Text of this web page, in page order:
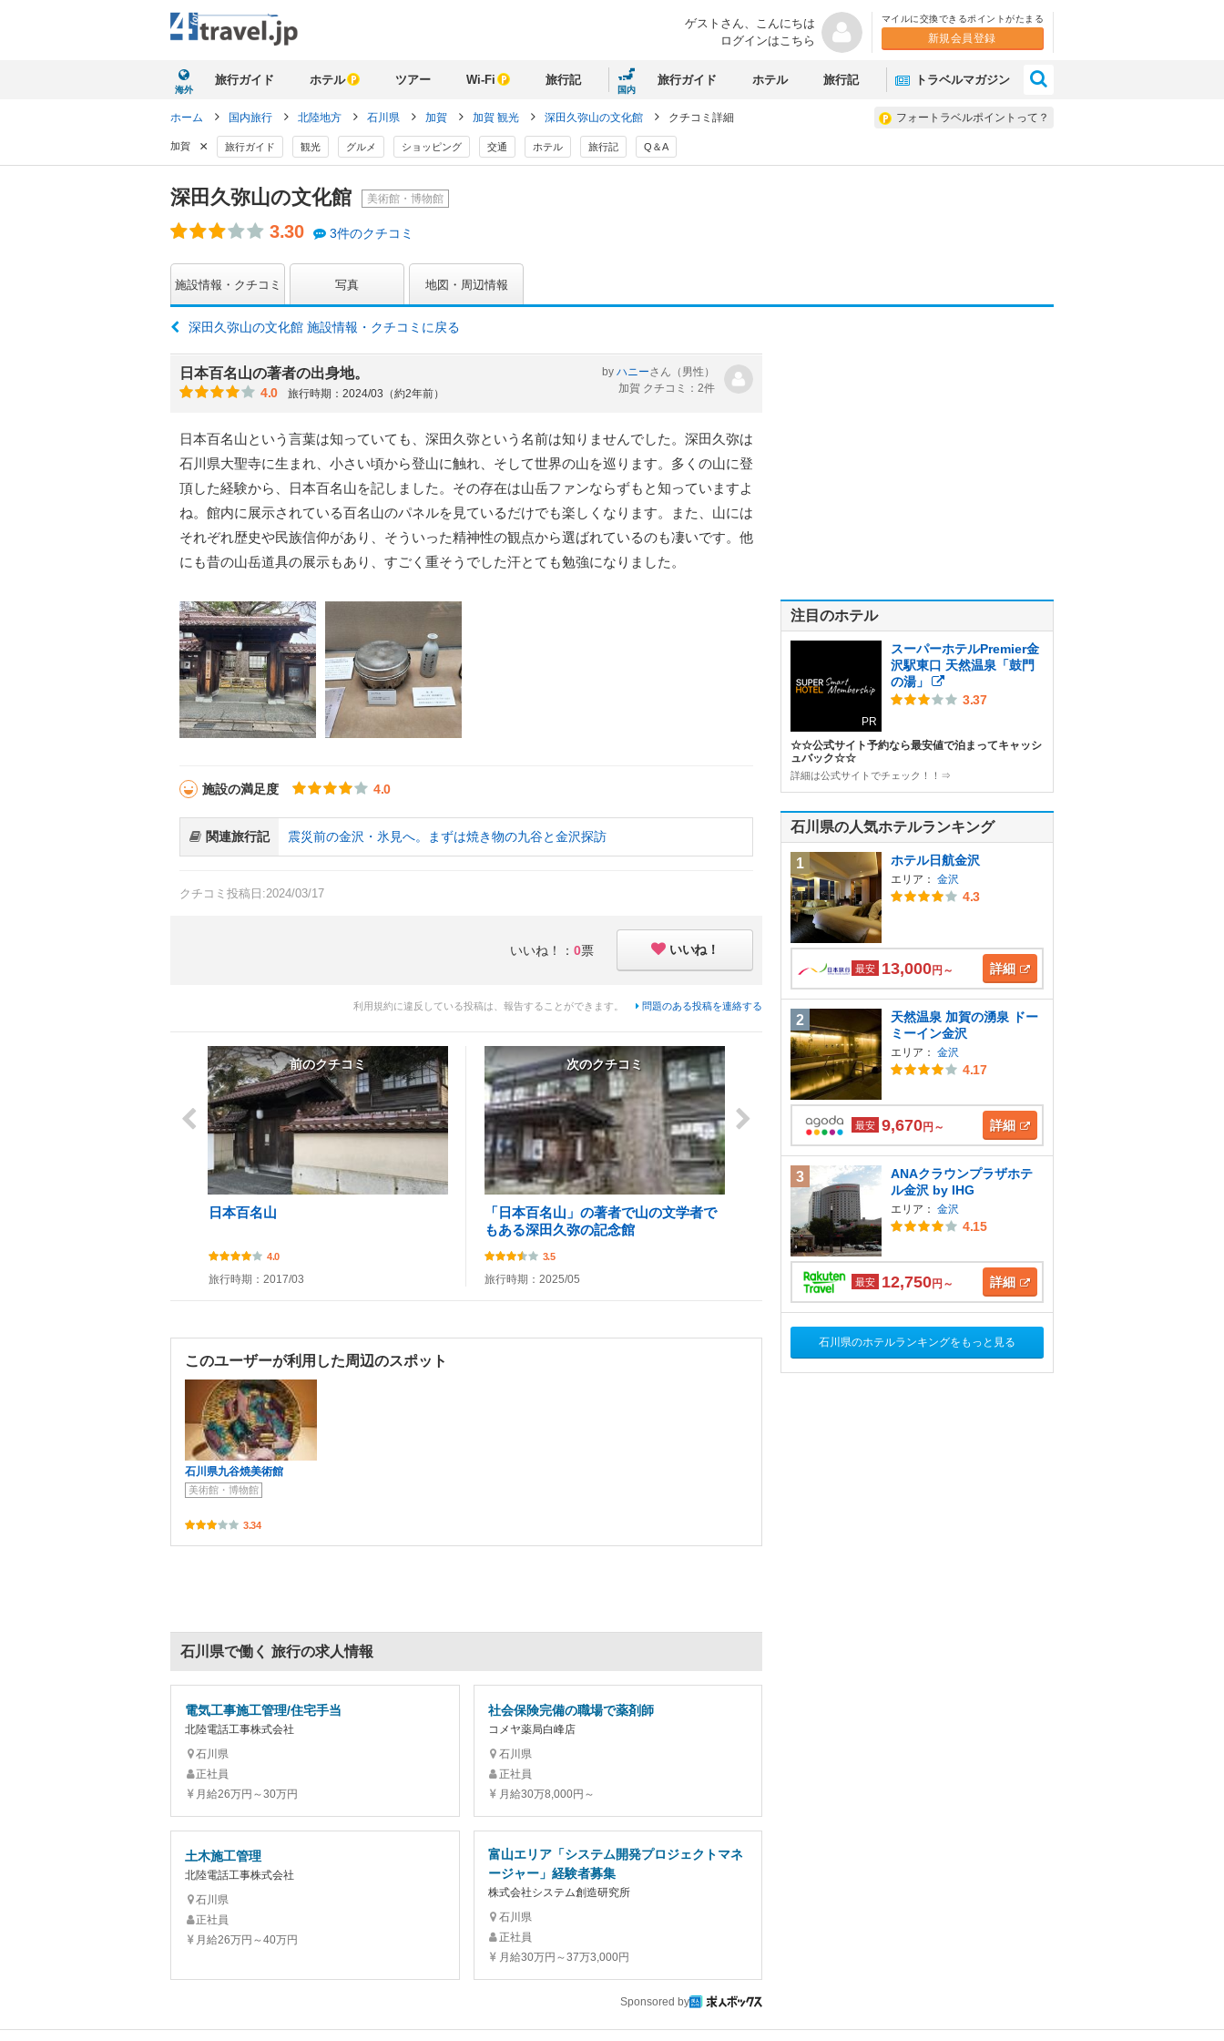
ゲストさん、 こんにちは
ログインはこちら
マイルに交換できるポイントがたまる
新規会員登録
海外
旅行ガイド ホテル ツアー Wi-Fi 旅行記
国内
旅行ガイド ホテル 旅行記 トラベルマガジン
フォートラベルポイントって？
ホーム 国内旅行 北陸地方 石川県 加賀 加賀 観光 深田久弥山の文化館 クチコミ詳細
加賀 × 旅行ガイド 観光 グルメ ショッピング 交通 ホテル 旅行記 Q＆A
深田久弥山の文化館 美術館・博物館
3.30 3件のクチコミ
施設情報・クチコミ 写真 地図・周辺情報
深田久弥山の文化館 施設情報・クチコミに戻る
日本百名山の著者の出身地。
4.0 旅行時期：2024/03（約2年前）
by ハニーさん （男性）
加賀 クチコミ：2件
日本百名山という言葉は知っていても、深田久弥という名前は知りませんでした。深田久弥は
石川県大聖寺に生まれ、小さい頃から登山に触れ、そして世界の山を巡ります。多くの山に登
頂した経験から、日本百名山を記しました。その存在は山岳ファンならずもと知っていますよ
ね。館内に展示されている百名山のパネルを見ているだけでも楽しくなります。また、山には
それぞれ歴史や民族信仰があり、そういった精神性の観点から選ばれているのも凄いです。他
にも昔の山岳道具の展示もあり、すごく重そうでした汗とても勉強になりました。
施設の満足度 4.0
関連旅行記 震災前の金沢・氷見へ。まずは焼き物の九谷と金沢探訪
クチコミ投稿日:2024/03/17
いいね！： 0票 いいね！
利用規約に違反している投稿は、報告することができます。 問題のある投稿を連絡する
前のクチコミ
日本百名山
4.0
旅行時期：2017/03
次のクチコミ
「日本百名山」の著者で山の文学者で
もある深田久弥の記念館
3.5
旅行時期：2025/05
このユーザーが利用した周辺のスポット
石川県九谷焼美術館
美術館・博物館
3.34
石川県で働く 旅行の求人情報
電気工事施工管理/住宅手当
北陸電話工事株式会社
石川県
正社員
月給26万円～30万円
社会保険完備の職場で薬剤師
コメヤ薬局白峰店
石川県
正社員
月給30万8,000円～
土木施工管理
北陸電話工事株式会社
石川県
正社員
月給26万円～40万円
富山エリア「システム開発プロジェクトマネ
ージャー」経験者募集
株式会社システム創造研究所
石川県
正社員
月給30万円～37万3,000円
Sponsored by
注目のホテル
PR
スーパーホテルPremier金
沢駅東口 天然温泉「鼓門
の湯」
3.37
☆☆公式サイト予約なら最安値で泊まってキャッシ
ュバック☆☆
詳細は公式サイトでチェック！！⇒
石川県の人気ホテルランキング
1 ホテル日航金沢
エリア： 金沢
4.3
最安 13,000円～ 詳細
2
天然温泉 加賀の湧泉 ドー
ミーイン金沢
エリア： 金沢
4.17
最安 9,670円～ 詳細
3
ANAクラウンプラザホテ
ル金沢 by IHG
エリア： 金沢
4.15
最安 12,750円～ 詳細
石川県のホテルランキングをもっと見る